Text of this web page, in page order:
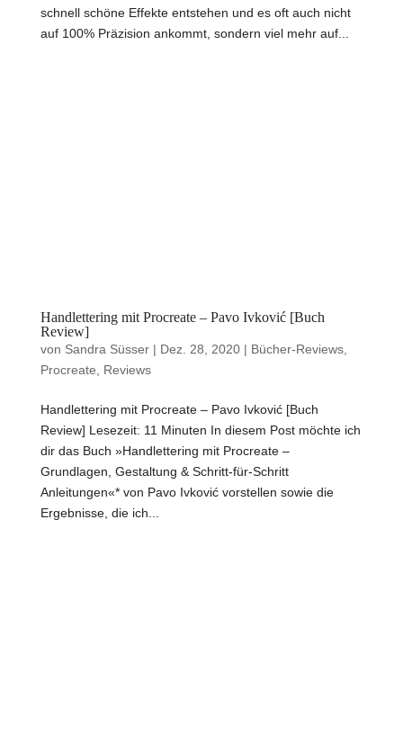
schnell schöne Effekte entstehen und es oft auch nicht
auf 100% Präzision ankommt, sondern viel mehr auf...
Handlettering mit Procreate – Pavo Ivković [Buch
Review]
von Sandra Süsser| Dez. 28, 2020| Bücher-Reviews,
Procreate
Reviews
Handlettering mit Procreate – Pavo Ivković [Buch
Review] Lesezeit: 11 Minuten In diesem Post möchte ich
dir das Buch »Handlettering mit Procreate –
Grundlagen, Gestaltung & Schritt-für-Schritt
Anleitungen«* von Pavo Ivković vorstellen sowie die
Ergebnisse, die ich...